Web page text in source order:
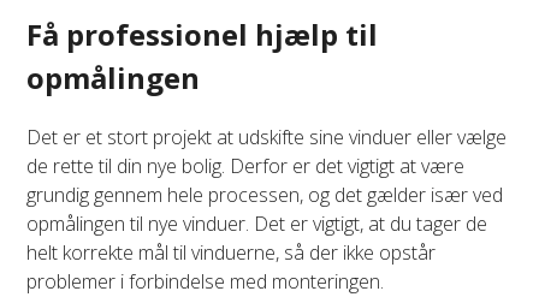
Få professionel hjælp til
opmålingen
Det er et stort projekt at udskifte sine vinduer eller vælge
de rette til din nye bolig. Derfor er det vigtigt at være
grundig gennem hele processen, og det gælder især ved
opmålingen til nye vinduer. Det er vigtigt, at du tager de
helt korrekte mål til vinduerne, så der ikke opstår
problemer i forbindelse med monteringen.